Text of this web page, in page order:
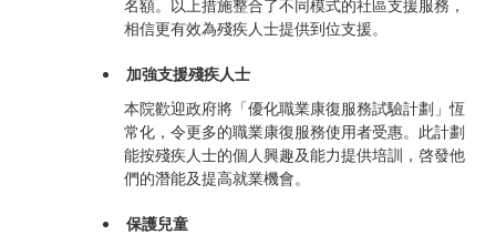
名額。以上措施整合了不同模式的社區支援服務，
相信更有效為殘疾人士提供到位支援。
加強支援殘疾人士
本院歡迎政府將「優化職業康復服務試驗計劃」恆
常化，令更多的職業康復服務使用者受惠。此計劃
能按殘疾人士的個人興趣及能力提供培訓，啓發他
們的潛能及提高就業機會。
保護兒童